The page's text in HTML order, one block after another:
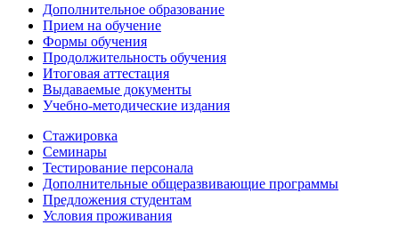
Дополнительное образование
Прием на обучение
Формы обучения
Продолжительность обучения
Итоговая аттестация
Выдаваемые документы
Учебно-методические издания
Стажировка
Семинары
Тестирование персонала
Дополнительные общеразвивающие программы
Предложения студентам
Условия проживания